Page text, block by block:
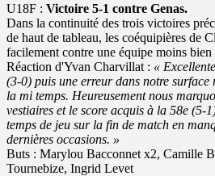
U18F : Victoire 5-1 contre Genas.
Dans la continuité des trois victoires
de haut de tableau, les coéquipières de
facilement contre une équipe moins bien
Réaction d'Yvan Charvillat : «
(3-0) puis une erreur dans notre surface
la mi temps. Heureusement nous
vestiaires et le score acquis à la 58e (5-
temps de jeu sur la fin de match en
dernières occasions. »
Buts : Marylou Bacconnet x2, Camille
Tournebize, Ingrid Levet